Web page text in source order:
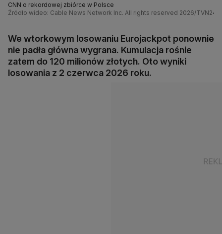
CNN o rekordowej zbiórce w Polsce
Źródło wideo: Cable News Network Inc. All rights reserved 2026/TVN24
We wtorkowym losowaniu Eurojackpot ponownie
nie padła główna wygrana. Kumulacja rośnie
zatem do 120 milionów złotych. Oto wyniki
losowania z 2 czerwca 2026 roku.